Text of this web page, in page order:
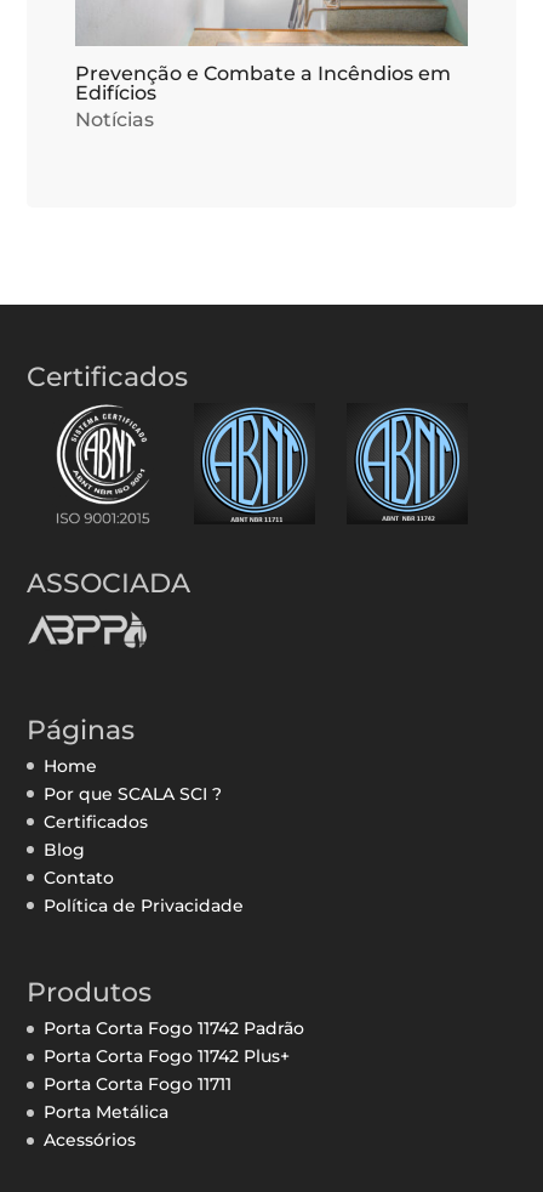
Prevenção e Combate a Incêndios em
Edifícios
Notícias
Certificados
ASSOCIADA
Páginas
Home
Por que SCALA SCI ?
Certificados
Blog
Contato
Política de Privacidade
Produtos
Porta Corta Fogo 11742 Padrão
Porta Corta Fogo 11742 Plus+
Porta Corta Fogo 11711
Porta Metálica
Acessórios